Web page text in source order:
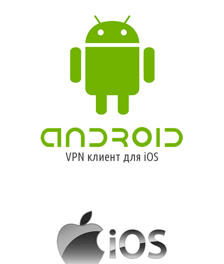
VPN клиент для iOS